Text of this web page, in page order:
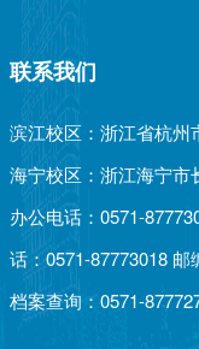
联系我们
滨江校区：浙江省杭州
海宁校区：浙江海宁市
办公电话：0571-
话：0571-87773018 邮
档案查询：0571-